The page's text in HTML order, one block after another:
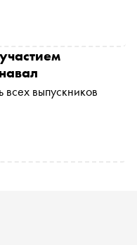
всех выпускников